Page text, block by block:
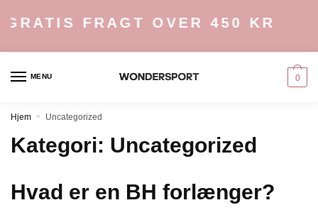
GRATIS FRAGT OVER 450 KR
MENU 0
Hjem » Uncategorized
Kategori: Uncategorized
Hvad er en BH forlænger?